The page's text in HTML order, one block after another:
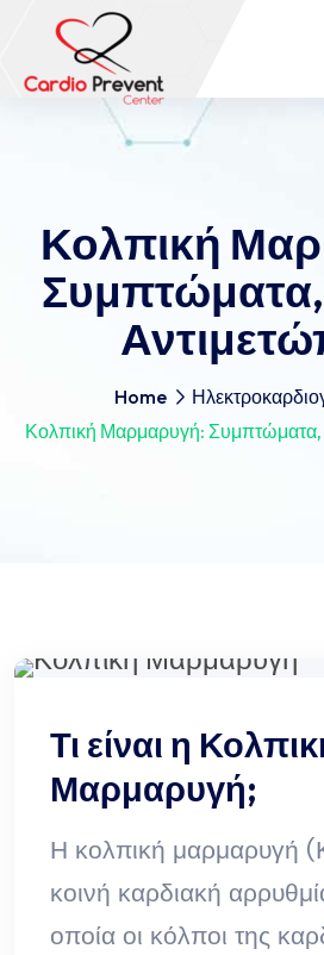
Κολπική
Συμπτώματα,
Home
Κολπική Μαρμαρυγή: Συμπτώματα,
Τι είναι η
Μαρμαρυγή;
Η κολπική μαρμαρυγή
κοινή καρδιακή
οποία οι κόλποι της